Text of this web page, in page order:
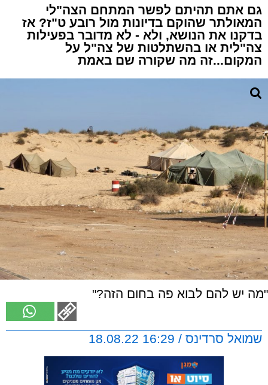
גם אתם תהיתם לפשר המתחם הצה"לי
המאולתר שהוקם בדיונות מול רובע ט"ז? אז
בדקנו את הנושא, ולא - לא מדובר בפעילות
צה"לית או בהשתלטות של צה"ל על
המקום...זה מה שקורה שם באמת
"מה יש להם לבוא פה בחום הזה?"
שמואל סרדינס / 16:29 18.08.22